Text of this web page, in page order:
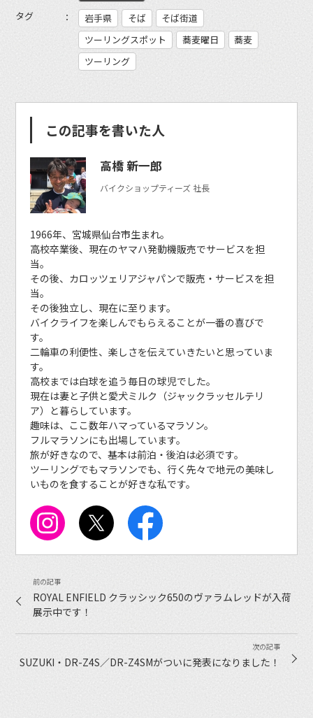
タグ
岩手県 そば
そば街道
ツーリングスポット
蕎麦曜日
蕎麦
ツーリング
この記事を書いた人
高橋 新一郎
バイクショップティーズ 社長
1966年、宮城県仙台市生まれ。
高校卒業後、現在のヤマハ発動機販売でサービスを担
当。
その後、カロッツェリアジャパンで販売・サービスを担
当。
その後独立し、現在に至ります。
バイクライフを楽しんでもらえることが一番の喜びで
す。
二輪車の利便性、楽しさを伝えていきたいと思っていま
す。
高校までは白球を追う毎日の球児でした。
現在は妻と子供と愛犬ミルク（ジャックラッセルテリ
ア）と暮らしています。
趣味は、ここ数年ハマっているマラソン。
フルマラソンにも出場しています。
旅が好きなので、基本は前泊・後泊は必須です。
ツーリングでもマラソンでも、行く先々で地元の美味し
いものを食することが好きな私です。
ROYAL ENFIELD クラッシック650のヴァラムレッドが入荷
展示中です！
SUZUKI・DR-Z4S／DR-Z4SMがついに発表になりました！